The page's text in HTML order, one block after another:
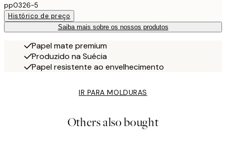
pp0326-5
Histórico de preço
Saiba mais sobre os nossos produtos
Papel mate premium
Produzido na Suécia
Papel resistente ao envelhecimento
IR PARA MOLDURAS
Others also bought